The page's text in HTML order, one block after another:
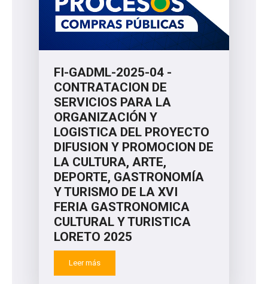
FI-GADML-2025-04 -
CONTRATACION DE
SERVICIOS PARA LA
ORGANIZACIÓN Y
LOGISTICA DEL PROYECTO
DIFUSION Y PROMOCION DE
LA CULTURA, ARTE,
DEPORTE, GASTRONOMÍA
Y TURISMO DE LA XVI
FERIA GASTRONOMICA
CULTURAL Y TURISTICA
LORETO 2025
Leer más